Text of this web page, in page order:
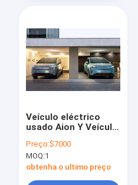
Veículo eléctrico
usado Aion Y Veículo
energia nova Veículo
esportivo adulto
Preço:$7000
MOQ:1
obtenha o ultimo preço